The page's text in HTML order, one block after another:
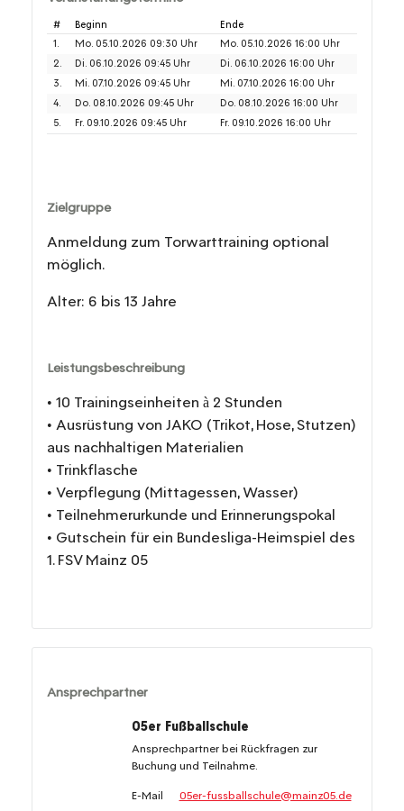
# Beginn
Ende
1.
Mo. 05.10.2026 09:30 Uhr
Mo. 05.10.2026 16:00 Uhr
2.
Di. 06.10.2026 09:45 Uhr
Di. 06.10.2026 16:00 Uhr
3.
Mi. 07.10.2026 09:45 Uhr
Mi. 07.10.2026 16:00 Uhr
4.
Do. 08.10.2026 09:45 Uhr
Do. 08.10.2026 16:00 Uhr
5.
Fr. 09.10.2026 09:45 Uhr Fr. 09.10.2026 16:00 Uhr
Zielgruppe
Anmeldung zum Torwarttraining optional
möglich.
Alter: 6 bis 13 Jahre
Leistungsbeschreibung
• 10 Trainingseinheiten à 2 Stunden
• Ausrüstung von JAKO (Trikot, Hose, Stutzen)
aus nachhaltigen Materialien
• Trinkflasche
• Verpflegung (Mittagessen, Wasser)
• Teilnehmerurkunde und Erinnerungspokal
• Gutschein für ein Bundesliga-Heimspiel des
1. FSV Mainz 05
Ansprechpartner
05er Fußballschule
Ansprechpartner bei Rückfragen zur
Buchung und Teilnahme.
E-Mail 05er-fussballschule@mainz05.de